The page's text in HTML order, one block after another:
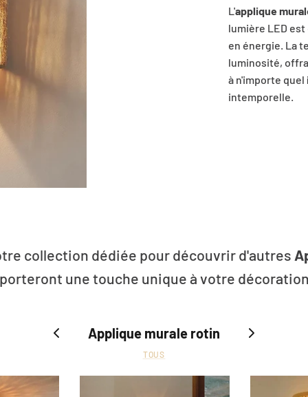
L'applique
lumière LED
en énergie. La
luminosité,
à n'importe quel
intemporelle.
collection dédiée pour découvrir d'autres
une touche unique à votre
Applique murale rotin
TOUS